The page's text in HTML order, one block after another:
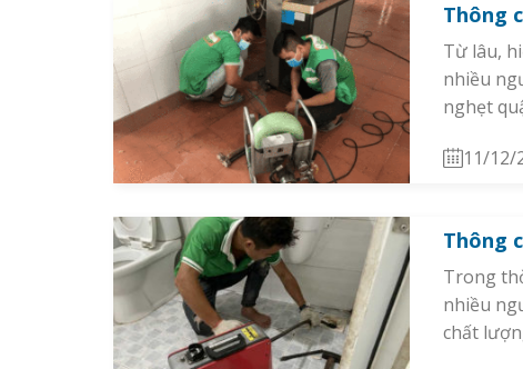
Thông
Từ lâu,
nhiều
nghẹt
11/12/
Thông
Trong
nhiều
chất